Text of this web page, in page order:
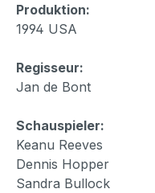
Produktion:
1994 USA
Regisseur:
Jan de Bont
Schauspieler:
Keanu Reeves
Dennis Hopper
Sandra Bullock